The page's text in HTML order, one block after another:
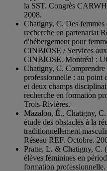
la SST. Congrès
2008.
Chatigny, C. Des
recherche en partenariat
d'hébergement pour
CINBIOSE / Services
CINBIOSE. Montréal :
Chatigny, C.
professionnelle : au point
et deux champs
recherche en formation
Trois-Rivières.
Mazalon, É., Chatigny,
étude des obstacles à la
traditionnellement
Réseau REF. Octobre.
Pratte, L. & Chatigny, C.
élèves féminines en
formation